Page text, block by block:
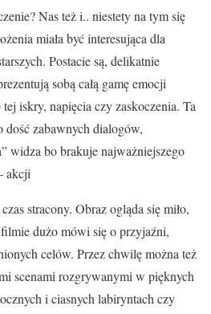
Nas też i.. niestety na tym się
miała być interesująca dla
Postacie są, delikatnie
sobą całą gamę emocji
iskry, napięcia czy zaskoczenia. Ta
zabawnych dialogów,
widza bo brakuje najważniejszego
akcji
stracony. Obraz ogląda się miło,
dużo mówi się o przyjaźni,
celów. Przez chwilę można też
scenami rozgrywanymi w pięknych
i ciasnych labiryntach czy